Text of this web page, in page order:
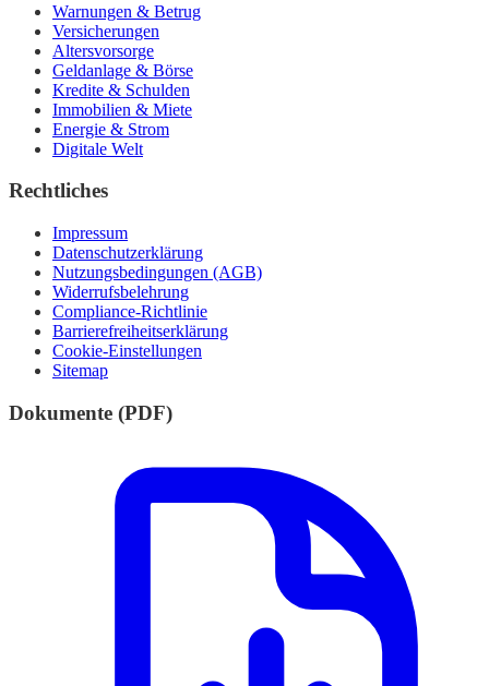
Warnungen & Betrug
Versicherungen
Altersvorsorge
Geldanlage & Börse
Kredite & Schulden
Immobilien & Miete
Energie & Strom
Digitale Welt
Rechtliches
Impressum
Datenschutzerklärung
Nutzungsbedingungen (AGB)
Widerrufsbelehrung
Compliance-Richtlinie
Barrierefreiheitserklärung
Cookie-Einstellungen
Sitemap
Dokumente (PDF)